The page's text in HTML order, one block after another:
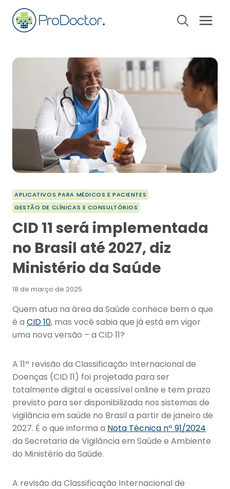
Pular
para
APLICATIVOS PARA MÉDICOS E PACIENTES
GESTÃO DE CLÍNICAS E CONSULTÓRIOS
CID 11 será implementada
no Brasil até 2027, diz
Ministério da Saúde
18 de março de 2025
Quem atua na área da Saúde conhece bem o que
é a CID 10, mas você sabia que já está em vigor
uma nova versão – a CID 11?
A 11ª revisão da Classificação Internacional de
Doenças (CID 11) foi projetada para ser
totalmente digital e acessível online e tem prazo
previsto para ser disponibilizada nos sistemas de
vigilância em saúde no Brasil a partir de janeiro de
2027. É o que informa a Nota Técnica nº 91/2024
da Secretaria de Vigilância em Saúde e Ambiente
do Ministério da Saúde.
A revisão da Classificação Internacional de